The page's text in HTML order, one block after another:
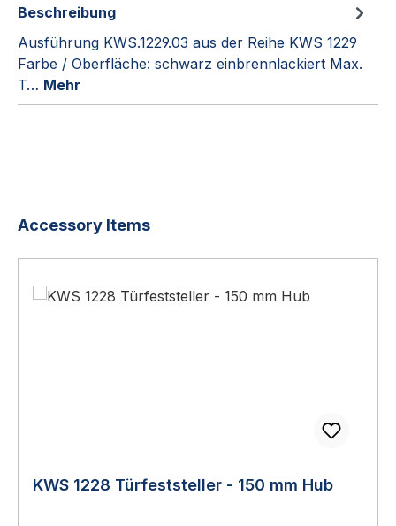
Beschreibung
Ausführung KWS.1229.03 aus der Reihe KWS 1229
Farbe / Oberfläche: schwarz einbrennlackiert Max.
T… Mehr
Produktgalerie überspringen
Accessory Items
KWS 1228 Türfeststeller - 150 mm Hub